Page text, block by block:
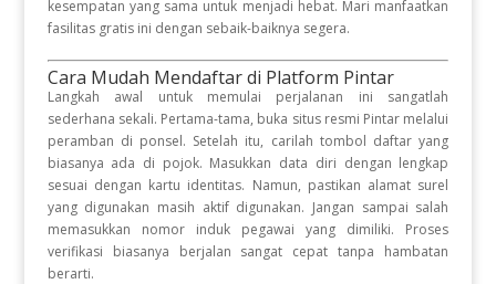
kesempatan yang sama untuk menjadi hebat. Mari manfaatkan
fasilitas gratis ini dengan sebaik-baiknya segera.
Cara Mudah Mendaftar di Platform Pintar
Langkah awal untuk memulai perjalanan ini sangatlah
sederhana sekali. Pertama-tama, buka situs resmi Pintar melalui
peramban di ponsel. Setelah itu, carilah tombol daftar yang
biasanya ada di pojok. Masukkan data diri dengan lengkap
sesuai dengan kartu identitas. Namun, pastikan alamat surel
yang digunakan masih aktif digunakan. Jangan sampai salah
memasukkan nomor induk pegawai yang dimiliki. Proses
verifikasi biasanya berjalan sangat cepat tanpa hambatan
berarti.